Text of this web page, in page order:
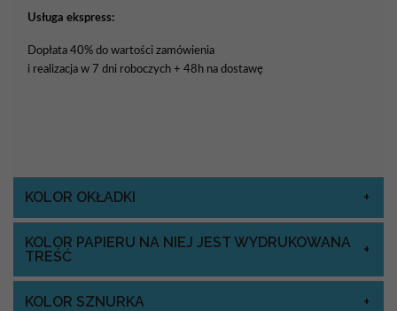
Usługa ekspress:
Dopłata 40% do wartości zamówienia
i realizacja w 7 dni roboczych + 48h na dostawę
KOLOR OKŁADKI
KOLOR PAPIERU NA NIEJ JEST WYDRUKOWANA
TREŚĆ
KOLOR SZNURKA